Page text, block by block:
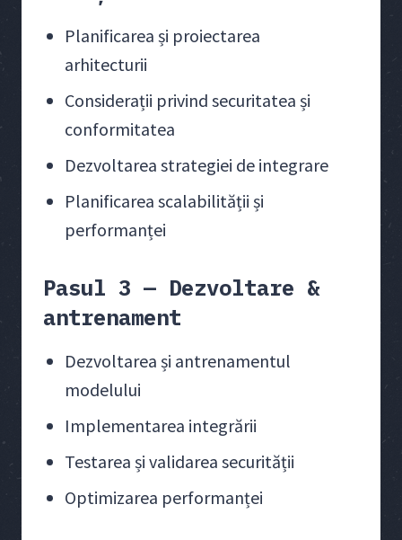
Planificarea și proiectarea
arhitecturii
Considerații privind securitatea și
conformitatea
Dezvoltarea strategiei de integrare
Planificarea scalabilității și
performanței
Pasul 3 — Dezvoltare &
antrenament
Dezvoltarea și antrenamentul
modelului
Implementarea integrării
Testarea și validarea securității
Optimizarea performanței